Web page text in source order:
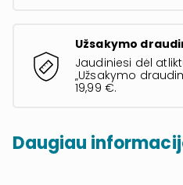
Užsakymo
Jaudiniesi dėl
„Užsakymo
19,99 €.
Daugiau